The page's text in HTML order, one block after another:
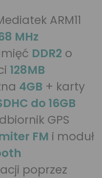
ARM11
MHz
DDR2 o
128MB
4GB + karty
do 16GB
GPS
FM i moduł
poprzez